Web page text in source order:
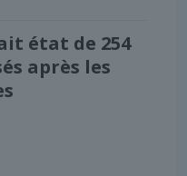
état de 254
après les